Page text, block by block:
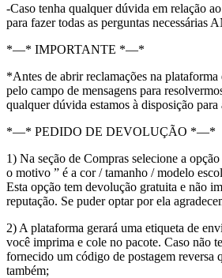
-Caso tenha qualquer dúvida em relação
para fazer todas as perguntas necessárias
*—* IMPORTANTE *—*
*Antes de abrir reclamações na
pelo campo de mensagens para
qualquer dúvida estamos à disposição para
*—* PEDIDO DE DEVOLUÇÃO *—*
1) Na seção de Compras selecione a
o motivo ” é a cor / tamanho / modelo
Esta opção tem devolução gratuita e não
reputação. Se puder optar por ela
2) A plataforma gerará uma etiqueta de
você imprima e cole no pacote. Caso não
fornecido um código de postagem reversa
também;